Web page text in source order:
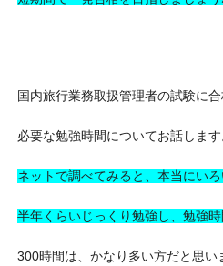
国内旅行業務取扱管理者の試験に
必要な勉強時間についてお話します
ネットで調べてみると、本当にいろ
半年くらいじっくり勉強し、勉強
300時間は、かなり多い方だと思い